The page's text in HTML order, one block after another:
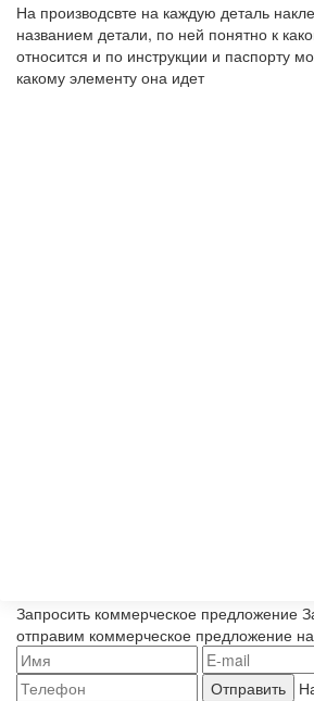
На производсвте на каждую деталь
названием детали, по ней понятно к
относится и по инструкции и паспорту
какому элементу она идет
Запросить коммерческое предложение
отправим коммерческое предложение
Отправить